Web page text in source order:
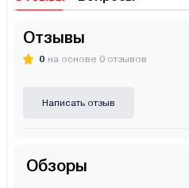
Отзывы
0 на основе 0 отзывов
Написать отзыв
Обзоры